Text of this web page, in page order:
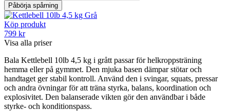
Köp produkt
799 kr
Visa alla priser
Bala Kettlebell 10lb 4,5 kg i grått passar för helkroppsträning
hemma eller på gymmet. Den mjuka basen dämpar stötar och
handtaget ger stabil kontroll. Använd den i svingar, squats, pressar
och andra övningar för att träna styrka, balans, koordination och
explosivitet. Den balanserade vikten gör den användbar i både
styrke- och konditionspass.